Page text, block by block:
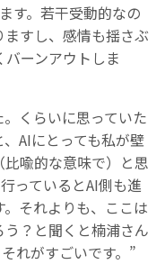
す。若干受動的なの
すし、感情も揺さぶ
ーンアウトしま
くらいに思っていた
AIにとっても私が壁
喩的な意味で）と思
っているとAI側も進
それよりも、ここは
？と聞くと楠浦さん
れがすごいです。”